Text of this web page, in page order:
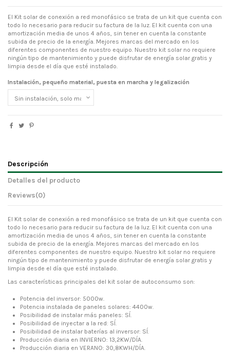
El Kit solar de conexión a red monofásico se trata de un kit que cuenta con
todo lo necesario para reducir su factura de la luz. El kit cuenta con una
amortización media de unos 4 años, sin tener en cuenta la constante
subida de precio de la energía. Mejores marcas del mercado en los
diferentes componentes de nuestro equipo. Nuestro kit solar no requiere
ningún tipo de mantenimiento y puede disfrutar de energía solar gratis y
limpia desde el día que esté instalado.
Instalación, pequeño material, puesta en marcha y legalización
Descripción
Detalles del producto
Reviews(0)
El Kit solar de conexión a red monofásico se trata de un kit que cuenta con
todo lo necesario para reducir su factura de la luz. El kit cuenta con una
amortización media de unos 4 años, sin tener en cuenta la constante
subida de precio de la energía. Mejores marcas del mercado en los
diferentes componentes de nuestro equipo. Nuestro kit solar no requiere
ningún tipo de mantenimiento y puede disfrutar de energía solar gratis y
limpia desde el día que esté instalado.
Las características principales del kit solar de autoconsumo son:
Potencia del inversor: 5000w.
Potencia instalada de paneles solares: 4400w.
Posibilidad de instalar más paneles: SÍ.
Posibilidad de inyectar a la red: SÍ.
Posibilidad de instalar baterías al inversor: SÍ.
Producción diaria en INVIERNO: 13,2KW/DÍA.
Producción diaria en VERANO: 30,8KWH/DÍA.